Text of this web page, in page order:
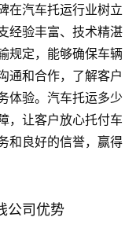
在汽车托运行业树立
经验丰富、技术精湛
规定，能够确保车辆
通和合作，了解客户
体验。汽车托运多少
，让客户放心托付车
和良好的信誉，赢得
公司优势